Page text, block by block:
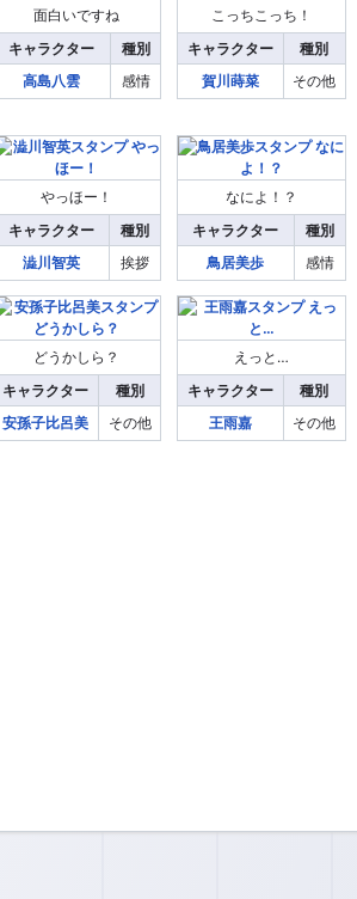
面白いですね
キャラクター
種別
高島八雲
感情
こっちこっち！
キャラクター
種別
賀川蒔菜
その他
やっほー！
キャラクター
種別
澁川智英
挨拶
なによ！？
キャラクター
種別
鳥居美歩
感情
どうかしら？
キャラクター
種別
安孫子比呂美
その他
えっと…
キャラクター
種別
王雨嘉
その他